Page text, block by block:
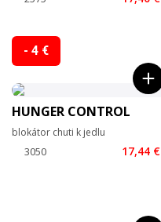
- 4 €
HUNGER CONTROL
blokátor chuti k jedlu
17,44 €